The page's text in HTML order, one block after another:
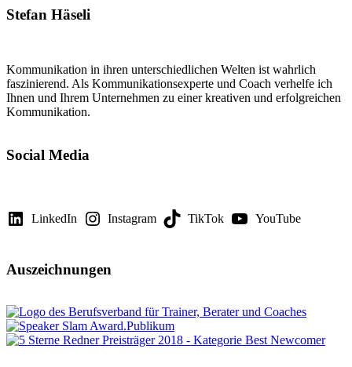
Stefan Häseli
Kommunikation in ihren unterschiedlichen Welten ist wahrlich
faszinierend. Als Kommunikationsexperte und Coach verhelfe ich
Ihnen und Ihrem Unternehmen zu einer kreativen und erfolgreichen
Kommunikation.
Social Media
LinkedIn Instagram TikTok YouTube
Auszeichnungen